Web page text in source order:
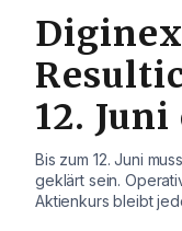
12.
Bis zum 12. Juni
geklärt sein.
Aktienkurs bleibt